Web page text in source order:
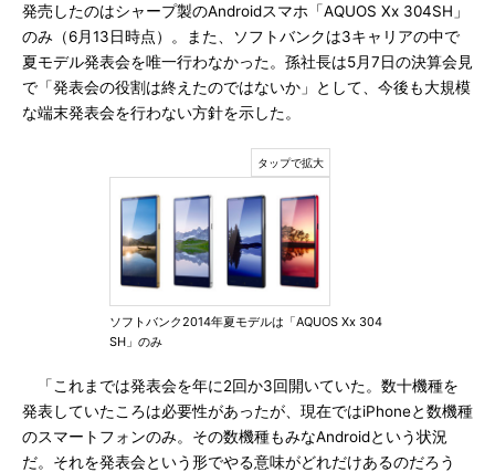
発売したのはシャープ製のAndroidスマホ「AQUOS Xx 304SH」
のみ（6月13日時点）。また、ソフトバンクは3キャリアの中で
夏モデル発表会を唯一行わなかった。孫社長は5月7日の決算会見
で「発表会の役割は終えたのではないか」として、今後も大規模
な端末発表会を行わない方針を示した。
ソフトバンク2014年夏モデルは「AQUOS Xx 304
SH」のみ
「これまでは発表会を年に2回か3回開いていた。数十機種を
発表していたころは必要性があったが、現在ではiPhoneと数機種
のスマートフォンのみ。その数機種もみなAndroidという状況
だ。それを発表会という形でやる意味がどれだけあるのだろう